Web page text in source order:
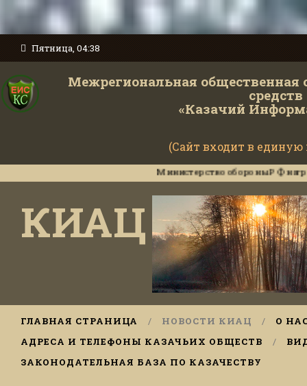
Пятница, 04:38
Межрегиональная общественная
«Казачий
(Сайт входит в
Министерство обороны РФ наградило
КИАЦ
ГЛАВНАЯ СТРАНИЦА НОВОСТИ КИАЦ
О
АДРЕСА И ТЕЛЕФОНЫ КАЗАЧЬИХ ОБЩЕСТВ
ЗАКОНОДАТЕЛЬНАЯ БАЗА ПО КАЗАЧЕСТВУ